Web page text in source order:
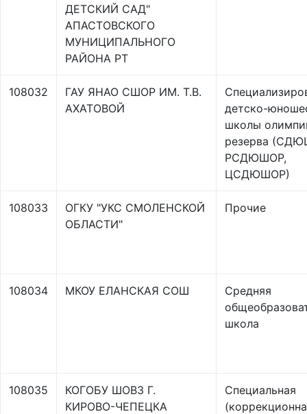
ДЕТСКИЙ САД"
АПАСТОВСКОГО
МУНИЦИПАЛЬНОГО
РАЙОНА РТ
108032
ГАУ ЯНАО СШОР ИМ. Т.В.
АХАТОВОЙ
детско-
школы
резерва
РСДЮШОР,
ЦСДЮШОР)
108033
ОГКУ "УКС СМОЛЕНСКОЙ
ОБЛАСТИ"
Прочие
108034 МКОУ ЕЛАНСКАЯ СОШ
Средняя
школа
108035
КОГОБУ ШОВЗ Г.
КИРОВО-ЧЕПЕЦКА
Специальная